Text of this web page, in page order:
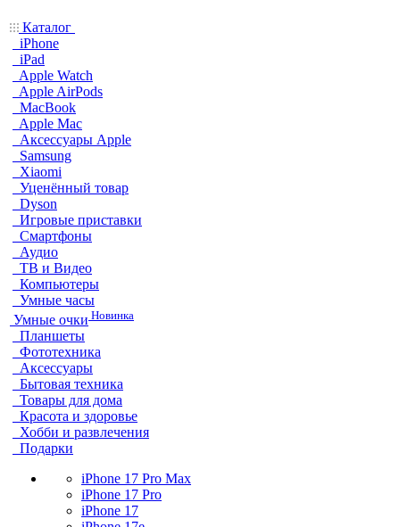
Каталог
iPhone
iPad
Apple Watch
Apple AirPods
MacBook
Apple Mac
Аксессуары Apple
Samsung
Xiaomi
Уценённый товар
Dyson
Игровые приставки
Смартфоны
Аудио
ТВ и Видео
Компьютеры
Умные часы
Умные очки Новинка
Планшеты
Фототехника
Аксессуары
Бытовая техника
Товары для дома
Красота и здоровье
Хобби и развлечения
Подарки
iPhone 17 Pro Max
iPhone 17 Pro
iPhone 17